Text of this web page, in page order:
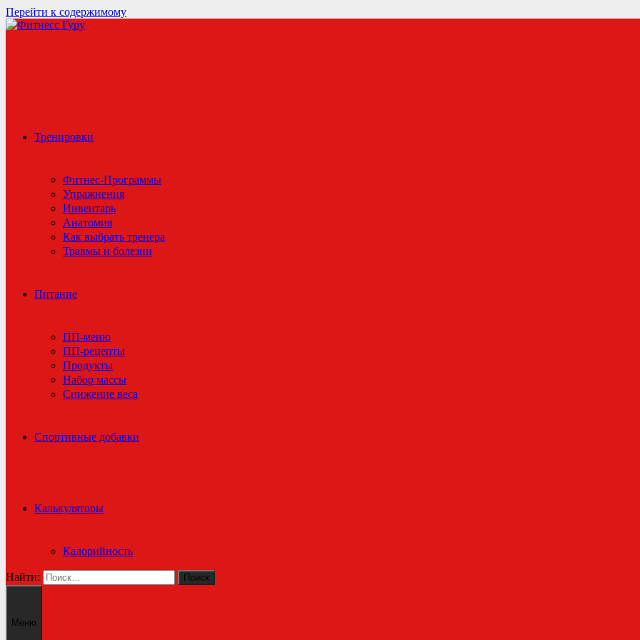
Перейти к содержимому
Тренировки
Фитнес-Программы
Упражнения
Инвентарь
Анатомия
Как выбрать тренера
Травмы и болезни
Питание
ПП-меню
ПП-рецепты
Продукты
Набор массы
Снижение веса
Спортивные добавки
Калькуляторы
Калорийность
Найти:
Меню